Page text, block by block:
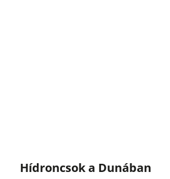
Hídroncsok a Dunában